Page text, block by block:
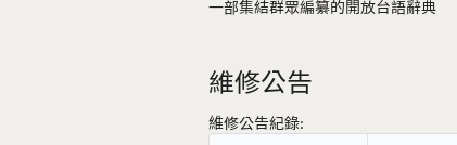
一部集結群眾編纂的開放台語辭典
維修公告
維修公告紀錄: